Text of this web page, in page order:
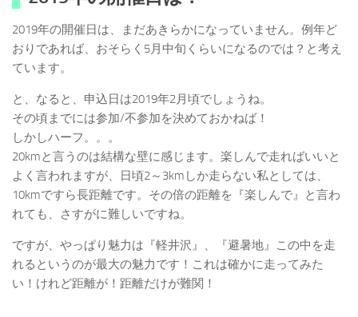
2019年の開催日は、まだあきらかになっていません。例年ど
おりであれば、おそらく5月中旬くらいになるのでは？と考え
ています。
と、なると、申込日は2019年2月頃でしょうね。
その頃までには参加/不参加を決めておかねば！
しかしハーフ。。。
20kmと言うのは結構な壁に感じます。楽しんで走ればいいと
よく言われますが、日頃2～3kmしか走らない私としては、
10kmですら長距離です。その倍の距離を『楽しんで』と言わ
れても、さすがに難しいですね。
ですが、やっぱり魅力は『軽井沢』、『避暑地』この中を走
れるというのが最大の魅力です！これは確かに走ってみた
い！けれど距離が！距離だけが難関！